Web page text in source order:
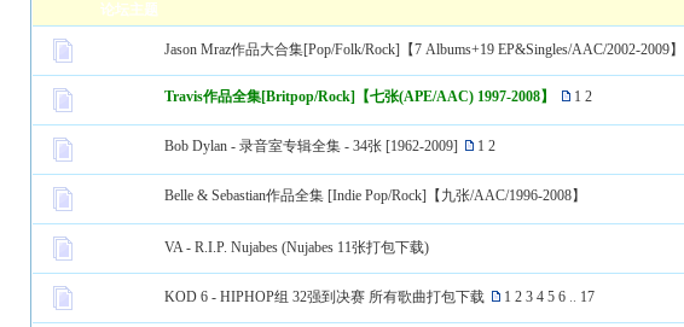
论坛主题
Jason Mraz作品大合集[Pop/Folk/Rock]【7 Albums+19 EP&Singles/AAC/2002-2009】
Travis作品全集[Britpop/Rock]【七张(APE/AAC) 1997-2008】 1 2
Bob Dylan - 录音室专辑全集 - 34张 [1962-2009] 1 2
Belle & Sebastian作品全集 [Indie Pop/Rock]【九张/AAC/1996-2008】
VA - R.I.P. Nujabes (Nujabes 11张打包下载)
KOD 6 - HIPHOP组 32强到决赛 所有歌曲打包下载 1 2 3 4 5 6.. 17